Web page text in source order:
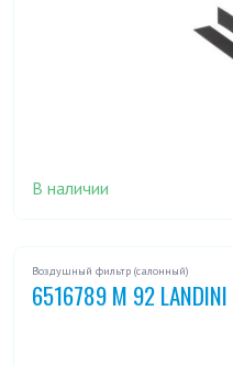
В наличии
Воздушный фильтр (салонный)
6516789 M 92 LANDINI